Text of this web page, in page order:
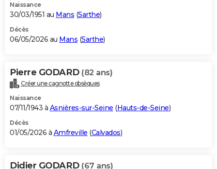
Naissance
30/03/1951 au Mans (Sarthe)
Décès
06/05/2026 au Mans (Sarthe)
Pierre GODARD (82 ans)
Créer une cagnotte obsèques
Naissance
07/11/1943 à Asnières-sur-Seine (Hauts-de-Seine)
Décès
01/05/2026 à Amfreville (Calvados)
Didier GODARD (67 ans)